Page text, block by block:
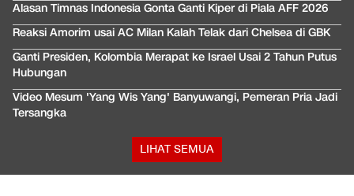
Alasan Timnas Indonesia Gonta Ganti Kiper di Piala AFF 2026
Reaksi Amorim usai AC Milan Kalah Telak dari Chelsea di GBK
Ganti Presiden, Kolombia Merapat ke Israel Usai 2 Tahun Putus
Hubungan
Video Mesum 'Yang Wis Yang' Banyuwangi, Pemeran Pria Jadi
Tersangka
LIHAT SEMUA